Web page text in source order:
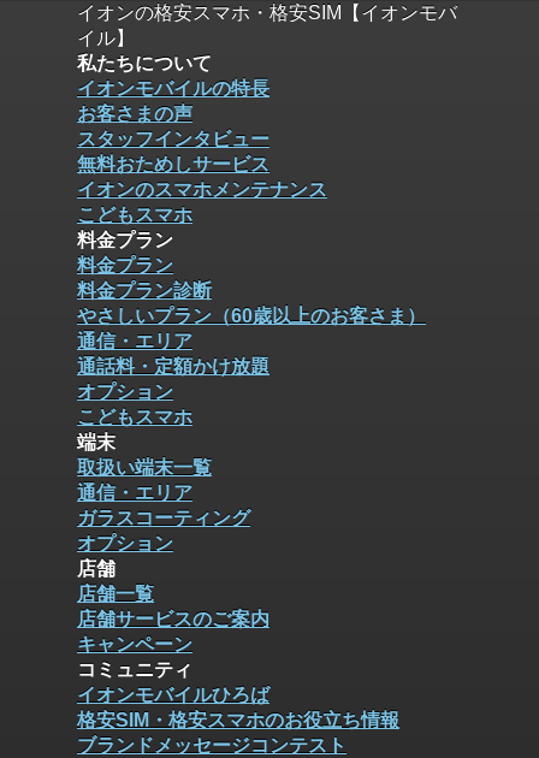
イオンの格安スマホ・格安SIM【イオンモバ
イル】
私たちについて
イオンモバイルの特長
お客さまの声
スタッフインタビュー
無料おためしサービス
イオンのスマホメンテナンス
こどもスマホ
料金プラン
料金プラン
料金プラン診断
やさしいプラン（60歳以上のお客さま）
通信・エリア
通話料・定額かけ放題
オプション
こどもスマホ
端末
取扱い端末一覧
通信・エリア
ガラスコーティング
オプション
店舗
店舗一覧
店舗サービスのご案内
キャンペーン
コミュニティ
イオンモバイルひろば
格安SIM・格安スマホのお役立ち情報
ブランドメッセージコンテスト